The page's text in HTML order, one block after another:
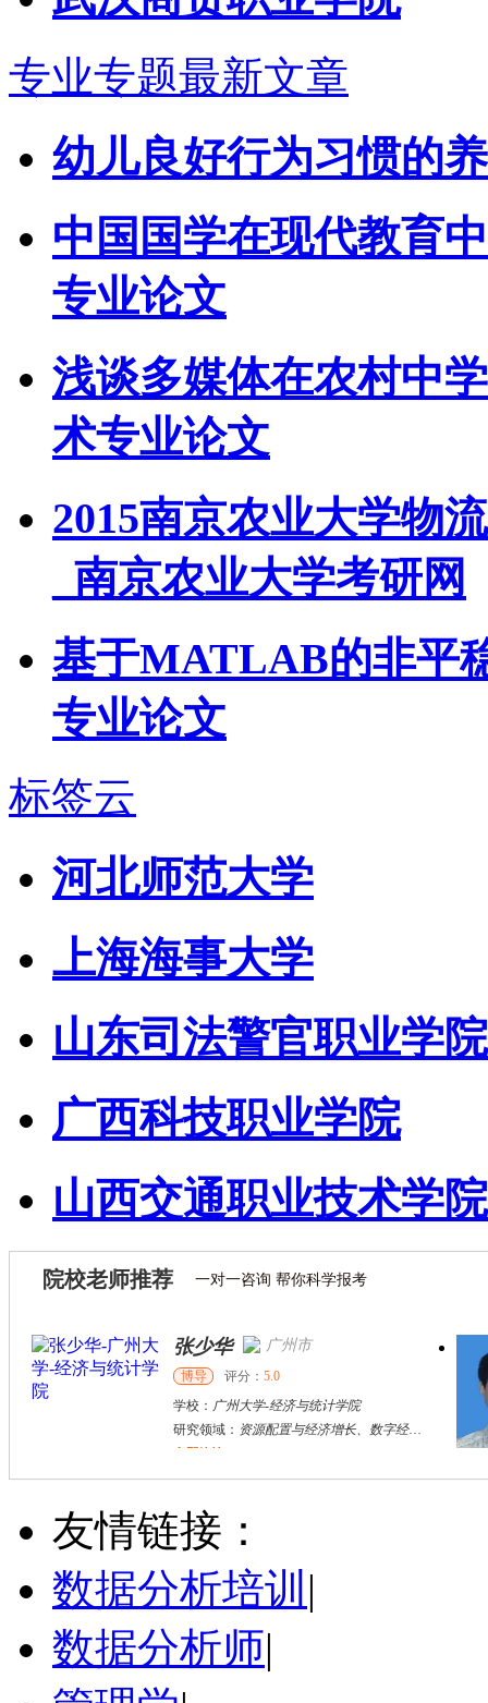
专业专题最新文章
幼儿良好行为习惯的
中国国学在现代教育
专业论文
浅谈多媒体在农村中
术专业论文
2015南京农业大学物
_南京农业大学考研网
基于MATLAB的非平
专业论文
标签云
河北师范大学
上海海事大学
山东司法警官职业学院
广西科技职业学院
山西交通职业技术学院
院校老师推荐 一对一咨询 帮你科学报考
张少华 广州市
博导 评分： 5.0
学校： 广州大学-经济与统计学院
研究领域： 资源配置与经济增长、数字经济的规模测度与影响研究、量化因子模型实证、金融风险测度与影响研究
立即咨询
杜** 黄浦区
其他
学校：上海交通大学
立即咨询
友情链接：
数据分析培训 |
数据分析师|